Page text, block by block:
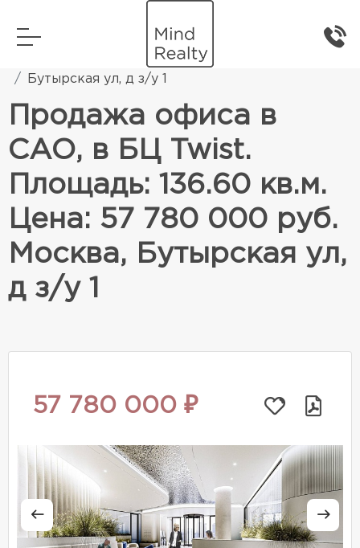
Коммерческая недвижимость
Бутырская ул, д з/у 1
Продажа офиса в
САО, в БЦ Twist.
Площадь: 136.60 кв.м.
Цена: 57 780 000 руб.
Москва, Бутырская ул,
д з/у 1
57 780 000 ₽